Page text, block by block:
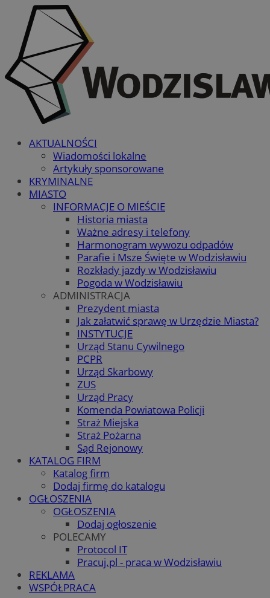
AKTUALNOŚCI
Wiadomości lokalne
Artykuły sponsorowane
KRYMINALNE
MIASTO
INFORMACJE O MIEŚCIE
Historia miasta
Ważne adresy i telefony
Harmonogram wywozu odpadów
Parafie i Msze Święte w Wodzisławiu
Rozkłady jazdy w Wodzisławiu
Pogoda w Wodzisławiu
ADMINISTRACJA
Prezydent miasta
Jak załatwić sprawę w Urzędzie Miasta?
INSTYTUCJE
Urząd Stanu Cywilnego
PCPR
Urząd Skarbowy
ZUS
Urząd Pracy
Komenda Powiatowa Policji
Straż Miejska
Straż Pożarna
Sąd Rejonowy
KATALOG FIRM
Katalog firm
Dodaj firmę do katalogu
OGŁOSZENIA
OGŁOSZENIA
Dodaj ogłoszenie
POLECAMY
Protocol IT
Pracuj.pl - praca w Wodzisławiu
REKLAMA
WSPÓŁPRACA